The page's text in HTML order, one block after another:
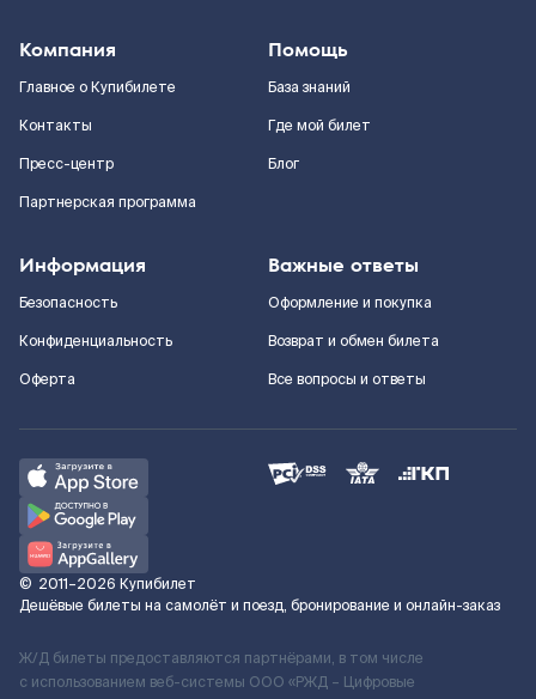
Компания
Главное о Купибилете
Контакты
Пресс-центр
Партнерская программа
Помощь
База знаний
Где мой билет
Блог
Информация
Безопасность
Конфиденциальность
Оферта
Важные ответы
Оформление и покупка
Возврат и обмен билета
Все вопросы и ответы
© 2011–2026 Купибилет
Дешёвые билеты на самолёт и поезд, бронирование и онлайн-заказ
Ж/Д билеты предоставляются партнёрами, в том числе
с использованием веб-системы ООО «РЖД – Цифровые